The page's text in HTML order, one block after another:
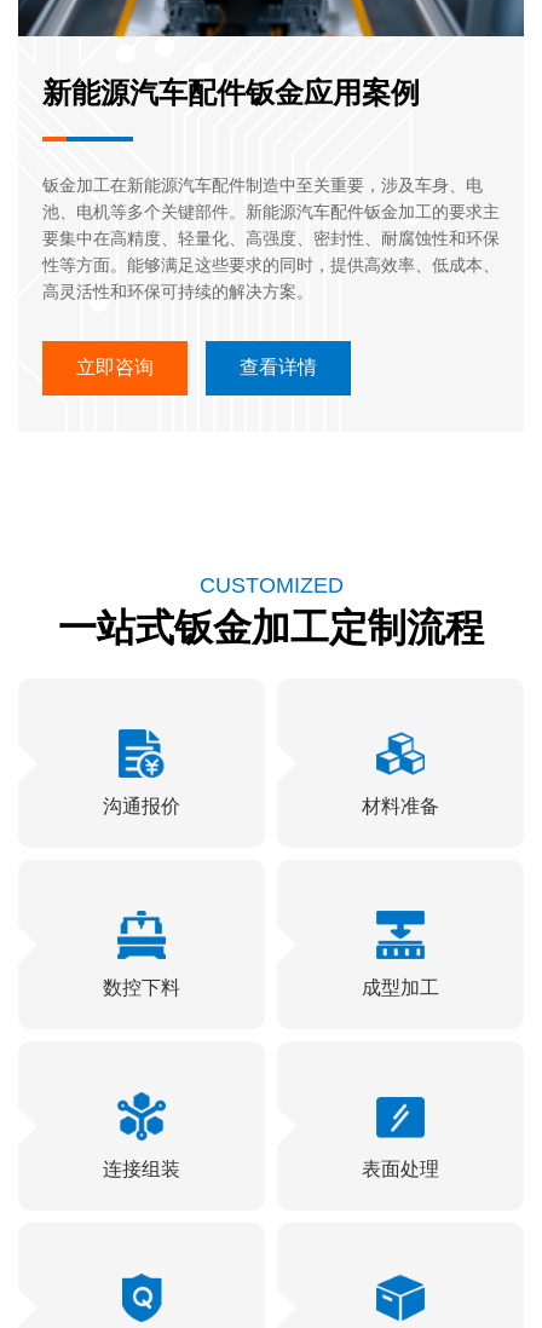
智能机器人行业钣金应用案例
钣金加工在智能机器人行业中的应用至关重要，涉及机器人的
结构支撑、运动部件、防护外壳、散热系统等多个关键领域。
新能源汽车配件钣金应用案例
钣金加工在新能源汽车配件制造中至关重要，涉及车身、电
池、电机等多个关键部件。新能源汽车配件钣金加工的要求主
要集中在高精度、轻量化、高强度、密封性、耐腐蚀性和环保
性等方面。能够满足这些要求的同时，提供高效率、低成本、
高灵活性和环保可持续的解决方案。
立即咨询 查看详情
立即咨询 查看详情
立即咨询 查看详情
立即咨询 查看详情
立即咨询
查看详情
CUSTOMIZED
一站式钣金加工定制流程
沟通报价 材料准备
数控下料 成型加工
连接组装 表面处理